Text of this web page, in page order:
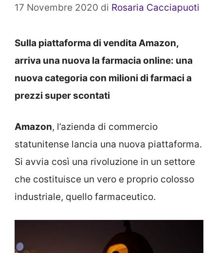
17 Novembre 2020 di Rosaria Cacciapuoti
Sulla piattaforma di vendita Amazon,
arriva una nuova la farmacia online: una
nuova categoria con milioni di farmaci a
prezzi super scontati
Amazon, l’azienda di commercio
statunitense lancia una nuova piattaforma.
Si avvia così una rivoluzione in un settore
che costituisce un vero e proprio colosso
industriale, quello farmaceutico.